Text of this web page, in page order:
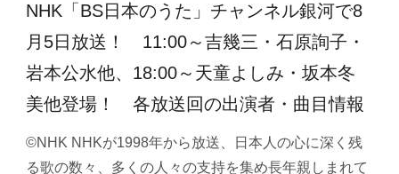
NHK「BS日本のうた」チャンネル銀河で8
月5日放送！ 11:00～吉幾三・石原詢子・
岩本公水他、18:00～天童よしみ・坂本冬
美他登場！ 各放送回の出演者・曲目情報
©NHK NHKが1998年から放送、日本人の心に深く残
る歌の数々、多くの人々の支持を集め長年親しまれて